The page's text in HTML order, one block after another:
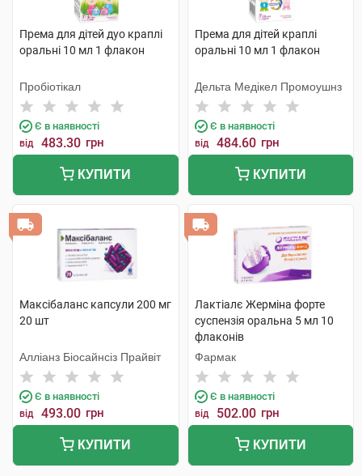
Према для дітей дуо краплі
оральні 10 мл 1 флакон
Пробіотікал
Є в наявності
від 483.30 грн
КУПИТИ
Према для дітей краплі
оральні 10 мл 1 флакон
Дельта Медікел Промоушнз
Є в наявності
від 484.60 грн
КУПИТИ
Максібаланс капсули 200 мг
20 шт
Алліанз Біосайнсіз Прайвіт
Є в наявності
від 493.00 грн
КУПИТИ
Лактіалє Жерміна форте
суспензія оральна 5 мл 10
флаконів
Фармак
Є в наявності
від 502.00 грн
КУПИТИ